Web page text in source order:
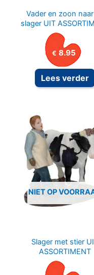
Vader en zoon
slager UIT
€ 8.95
Lees verder
NIET OP
Slager met stier
ASSORTIMENT